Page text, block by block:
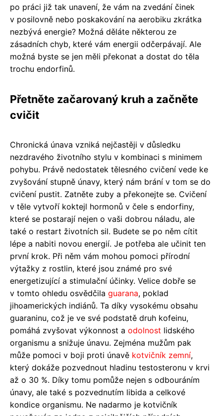
po práci již tak unavení, že vám na zvedání činek
v posilovně nebo poskakování na aerobiku zkrátka
nezbývá energie? Možná děláte některou ze
zásadních chyb, které vám energii odčerpávají. Ale
možná byste se jen měli překonat a dostat do těla
trochu endorfinů.
Přetněte začarovaný kruh a začněte
cvičit
Chronická únava vzniká nejčastěji v důsledku
nezdravého životního stylu v kombinaci s minimem
pohybu. Právě nedostatek tělesného cvičení vede ke
zvyšování stupně únavy, který nám brání v tom se do
cvičení pustit. Zatněte zuby a překonejte se. Cvičení
v těle vytvoří koktejl hormonů v čele s endorfiny,
které se postarají nejen o vaši dobrou náladu, ale
také o restart životních sil. Budete se po něm cítit
lépe a nabiti novou energií. Je potřeba ale učinit ten
první krok. Při něm vám mohou pomoci přírodní
výtažky z rostlin, které jsou známé pro své
energetizující a stimulační účinky. Velice dobře se
v tomto ohledu osvědčila guarana, poklad
jihoamerických indiánů. Ta díky vysokému obsahu
guaraninu, což je ve své podstatě druh kofeinu,
pomáhá zvyšovat výkonnost a odolnost lidského
organismu a snižuje únavu. Zejména mužům pak
může pomoci v boji proti únavě kotvičník zemní,
který dokáže pozvednout hladinu testosteronu v krvi
až o 30 %. Díky tomu pomůže nejen s odbouráním
únavy, ale také s pozvednutím libida a celkové
kondice organismu. Ne nadarmo je kotvičník